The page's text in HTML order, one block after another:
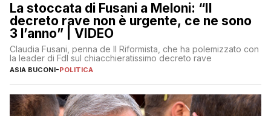
La stoccata di Fusani a Meloni: “Il
decreto rave non è urgente, ce ne sono
3 l’anno” | VIDEO
Claudia Fusani, penna de Il Riformista, che ha polemizzato con
la leader di FdI sul chiacchieratissimo decreto rave
ASIA BUCONI-POLITICA